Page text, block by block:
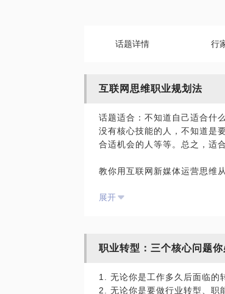
话题详情 行
互联网思维职业规划法
话题适合：不知道自己适合什
没有核心技能的人，不知道是
合适机会的人等等。总之，适
教你用互联网新媒体运营思维
学会打造个性鲜明的人设特征
题的本质原因，在规划职业的
人设搭建三步法+产品思维的三
展开
职业转型：三个核心问题
1. 无论你是工作多久后面临的
2. 无论你是要做行业转型、职